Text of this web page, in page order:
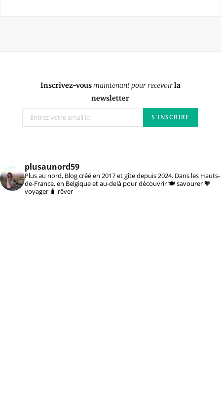
Inscrivez-vousmaintenant pour recevoirla
newsletter
plusaunord59
Plus au nord, Blog créé en 2017 et gîte depuis 2024. Dans les Hauts-
de-France, en Belgique et au-delà pour découvrir 🍽️ savourer 🧡
voyager 🧳 rêver